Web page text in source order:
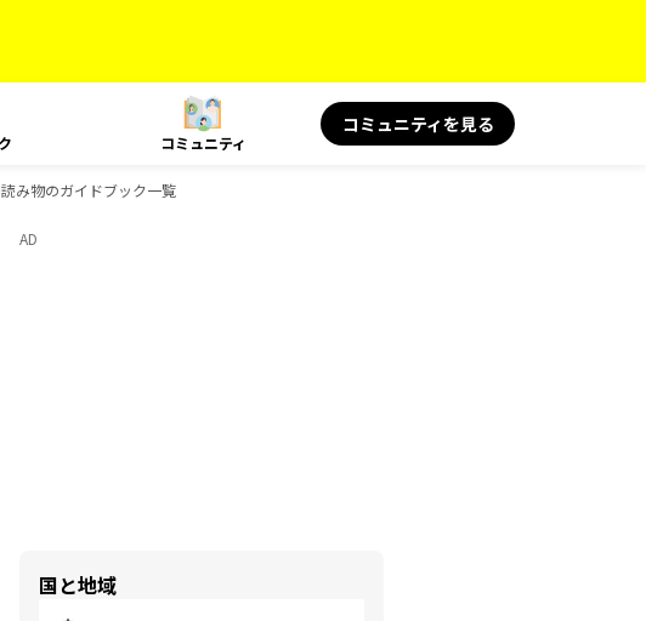
コミュニティ
コミュニティを見る
み物のガイドブック一覧
AD
国と地域